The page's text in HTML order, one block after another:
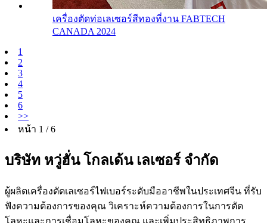
เครื่องตัดท่อเลเซอร์สีทองที่งาน FABTECH
CANADA 2024
1
2
3
4
5
6
>>
หน้า 1 / 6
บริษัท หวู่ฮั่น โกลเด้น เลเซอร์ จำกัด
ผู้ผลิตเครื่องตัดเลเซอร์ไฟเบอร์ระดับมืออาชีพในประเทศจีน ที่รับ
ฟังความต้องการของคุณ วิเคราะห์ความต้องการในการตัด
โลหะและการเชื่อมโลหะของคุณ และเพิ่มประสิทธิภาพการ